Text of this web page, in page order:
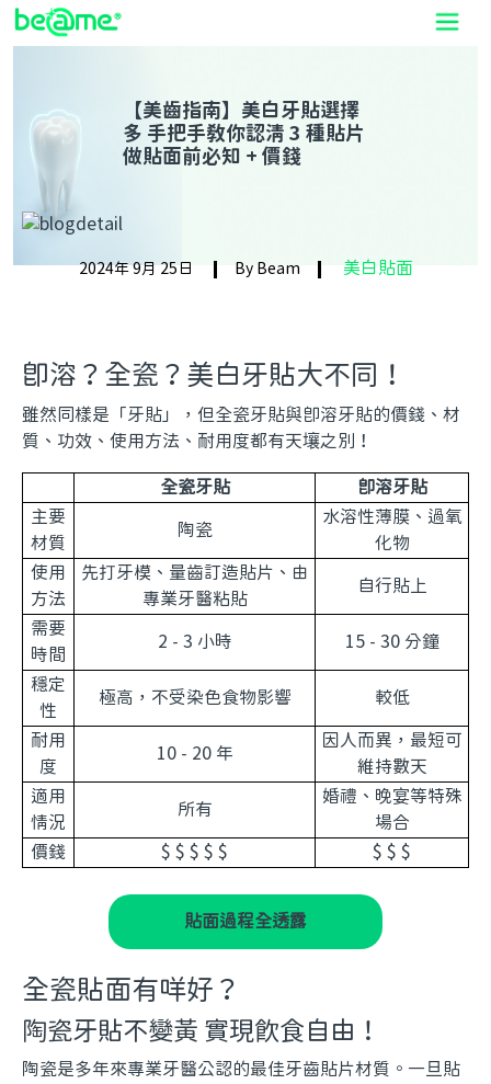
【美齒指南】美白牙貼選擇
多 手把手教你認清 3 種貼片
做貼面前必知 + 價錢
2024年 9月 25日 By Beam 美白貼面
即溶？全瓷？美白牙貼大不同！
雖然同樣是「牙貼」，但全瓷牙貼與即溶牙貼的價錢、材
質、功效、使用方法、耐用度都有天壤之別！
全瓷牙貼
即溶牙貼
主要
材質
陶瓷
水溶性薄膜、過氧
化物
使用
方法
先打牙模、量齒訂造貼片、由
專業牙醫粘貼
自行貼上
需要
時間
2 - 3 小時 15 - 30 分鐘
穩定
性
極高，不受染色食物影響 較低
耐用
度
10 - 20 年
因人而異，最短可
維持數天
適用
情況
所有
婚禮、晚宴等特殊
場合
價錢
$ $ $ $ $ $ $ $
貼面過程全透露
全瓷貼面有咩好？
陶瓷牙貼不變黃 實現飲食自由！
陶瓷是多年來專業牙醫公認的最佳牙齒貼片材質。一旦貼